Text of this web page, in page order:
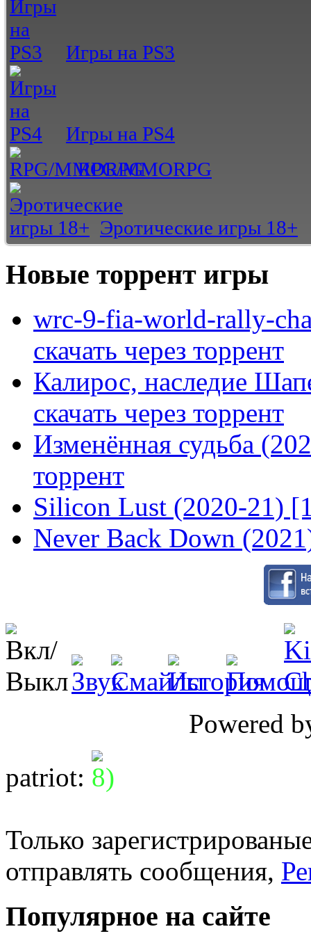
Игры на PS3
Игры на PS4
RPG/MMORPG
Эротические игры 18+
Новые торрент игры
wrc-9-fia-world-rally-
скачать через торрент
Калирос, наследие
скачать через торрент
Изменённая судьба
торрент
Silicon Lust (2020-21)
Never Back Down
Powered
patriot:
Только
отправлять сообщения,
Популярное на сайте